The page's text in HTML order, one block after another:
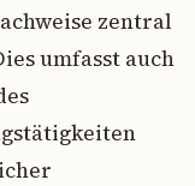
zentral
umfasst auch